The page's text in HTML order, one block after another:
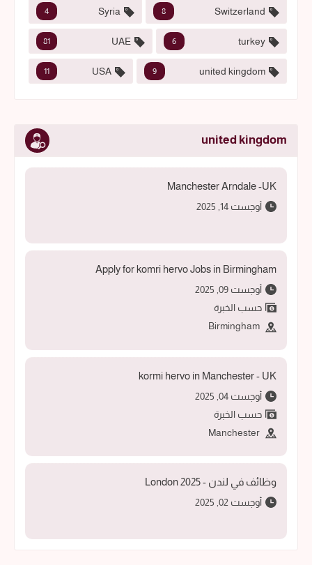
Switzerland
8
Syria
4
turkey
6
UAE
81
united kingdom
9
USA
11
united kingdom
Manchester Arndale -UK
أوجست 14, 2025
Apply for komri hervo Jobs in Birmingham
أوجست 09, 2025
حسب الخبرة
kormi hervo in Manchester - UK
أوجست 04, 2025
حسب الخبرة
وظائف في لندن - 2025 London
أوجست 02, 2025